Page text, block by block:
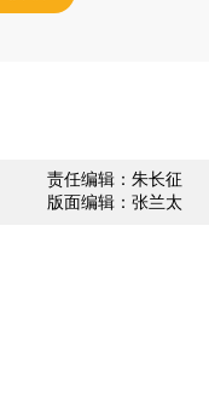
责任编辑：朱长征
版面编辑：张兰太